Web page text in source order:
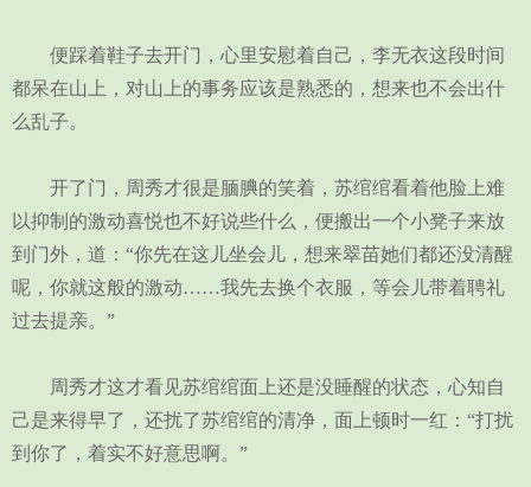
便踩着鞋子去开门，心里安慰着自己，李无衣这段时间
都呆在山上，对山上的事务应该是熟悉的，想来也不会出什
么乱子。
开了门，周秀才很是腼腆的笑着，苏绾绾看着他脸上难
以抑制的激动喜悦也不好说些什么，便搬出一个小凳子来放
到门外，道：“你先在这儿坐会儿，想来翠苗她们都还没清醒
呢，你就这般的激动……我先去换个衣服，等会儿带着聘礼
过去提亲。”
周秀才这才看见苏绾绾面上还是没睡醒的状态，心知自
己是来得早了，还扰了苏绾绾的清净，面上顿时一红：“打扰
到你了，着实不好意思啊。”